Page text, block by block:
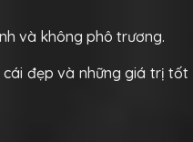
và không phô trương.
cái đẹp và những giá trị tốt